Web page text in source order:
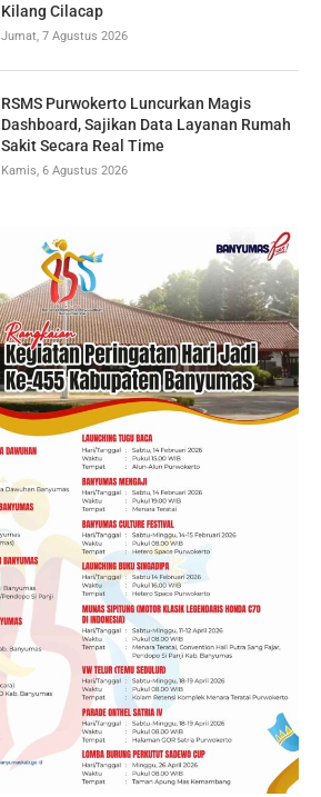
Kilang Cilacap
Jumat, 7 Agustus 2026
RSMS Purwokerto Luncurkan Magis
Dashboard, Sajikan Data Layanan Rumah
Sakit Secara Real Time
Kamis, 6 Agustus 2026